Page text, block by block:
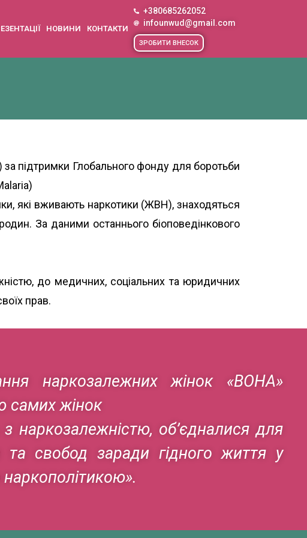
НОВИНИ КОНТАКТИ
+380685262052
infounwud@gmail.com
ЗРОБИТИ ВНЕСОК
підтримки Глобального фонду для боротьби
які вживають наркотики (ЖВН), знаходяться
За даними останнього біоповедінкового
до медичних, соціальних та юридичних
прав.
наркозалежних жінок «ВОНА»
самих жінок
наркозалежністю, об’єдналися для
та свобод заради гідного життя у
наркополітикою».